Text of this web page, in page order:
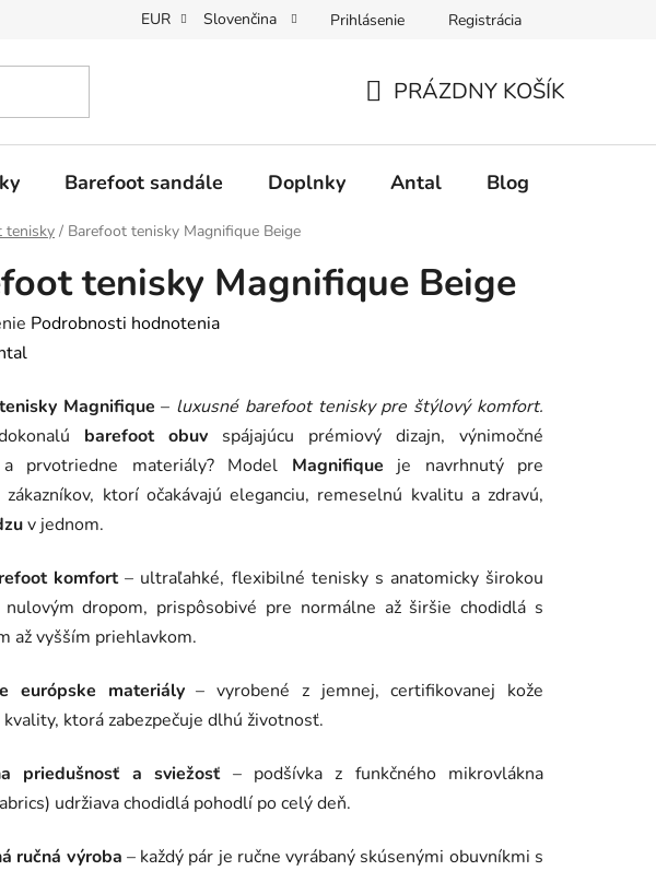
tovaru a jeho dodanie Vrátenie tovaru a reklamácie Veľkoobchodná spolupráca
EUR Slovenčina Prihlásenie Registrácia
KOŠÍK
PRÁZDNY KOŠÍK
Barefoot sandále Doplnky Antal Blog
tenisky / Barefoot tenisky Magnifique Beige
tenisky Magnifique Beige
Podrobnosti hodnotenia
Magnifique – luxusné barefoot tenisky pre štýlový komfort.
barefoot obuv spájajúcu prémiový dizajn, výnimočné
prvotriedne materiály? Model Magnifique je navrhnutý pre
zákazníkov, ktorí očakávajú eleganciu, remeselnú kvalitu a zdravú,
v jednom.
komfort– ultraľahké, flexibilné tenisky s anatomicky širokou
nulovým dropom, prispôsobivé pre normálne až širšie chodidlá s
až vyšším priehlavkom.
európske materiály– vyrobené z jemnej, certifikovanej kože
ktorá zabezpečuje dlhú životnosť.
priedušnosť a sviežosť– podšívka z funkčného mikrovlákna
udržiava chodidlá pohodlí po celý deň.
ručná výroba – každý pár je ručne vyrábaný skúsenými obuvníkmi s